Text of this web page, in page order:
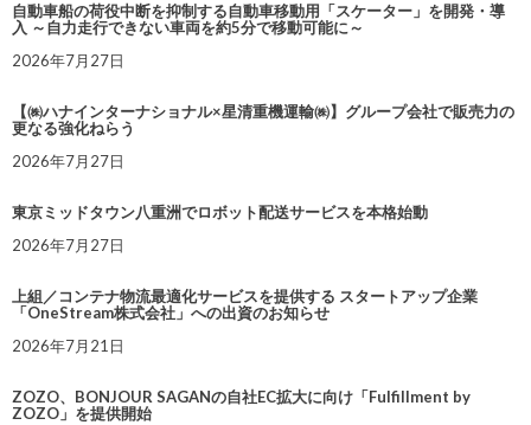
自動車船の荷役中断を抑制する自動車移動用「スケーター」を開発・導
入 ～自力走行できない車両を約5分で移動可能に～
2026年7月27日
【㈱ハナインターナショナル×星清重機運輸㈱】グループ会社で販売力の
更なる強化ねらう
2026年7月27日
東京ミッドタウン八重洲でロボット配送サービスを本格始動
2026年7月27日
上組／コンテナ物流最適化サービスを提供する スタートアップ企業
「OneStream株式会社」への出資のお知らせ
2026年7月21日
ZOZO、BONJOUR SAGANの自社EC拡大に向け「Fulfillment by
ZOZO」を提供開始